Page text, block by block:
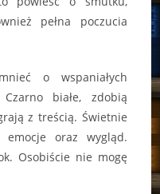
pełna poczucia
o wspaniałych
białe, zdobią
z treścią. Świetnie
oraz wygląd.
Osobiście nie mogę